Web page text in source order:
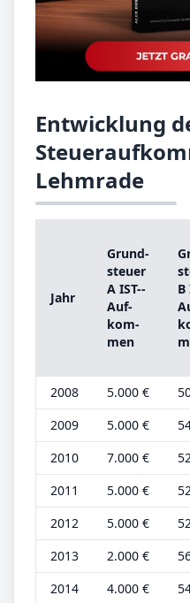
Entwicklung
Lehmrade
Jahr
Grund­
steu­er
A IST-­
Auf­
kom­
men
B
2008 5.000 €
2009
5.000 €
2010
7.000 €
2011
5.000 €
2012
5.000 €
2013
2.000 €
2014
4.000 €